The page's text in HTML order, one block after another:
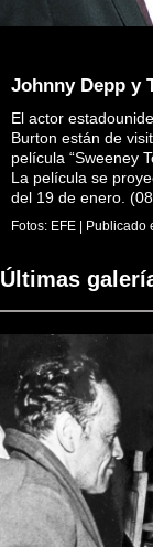
Johnny Depp y
El actor
Burton están de
película “Sweeney
La película se
del 19 de enero.
Fotos: EFE | Publicado
Últimas